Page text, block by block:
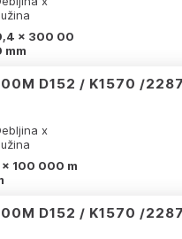
x 300 00
mm
D152 / K1570 /
x
x 100 000 m
D152 / K1570 /